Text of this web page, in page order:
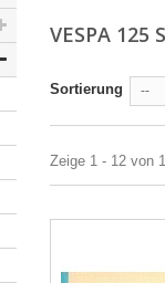
VESPA 125
Sortierung --
Zeige 1 - 12 von